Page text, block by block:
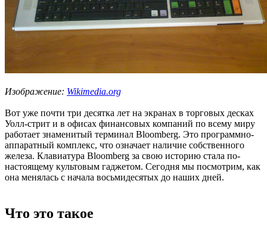
Изображение: Wikimedia.org
Вот уже почти три десятка лет на экранах в торговых десках
Уолл-стрит и в офисах финансовых компаний по всему миру
работает знаменитый терминал Bloomberg. Это программно-
аппаратный комплекс, что означает наличие собственного
железа. Клавиатура Bloomberg за свою историю стала по-
настоящему культовым гаджетом. Сегодня мы посмотрим, как
она менялась с начала восьмидесятых до наших дней.
Что это такое